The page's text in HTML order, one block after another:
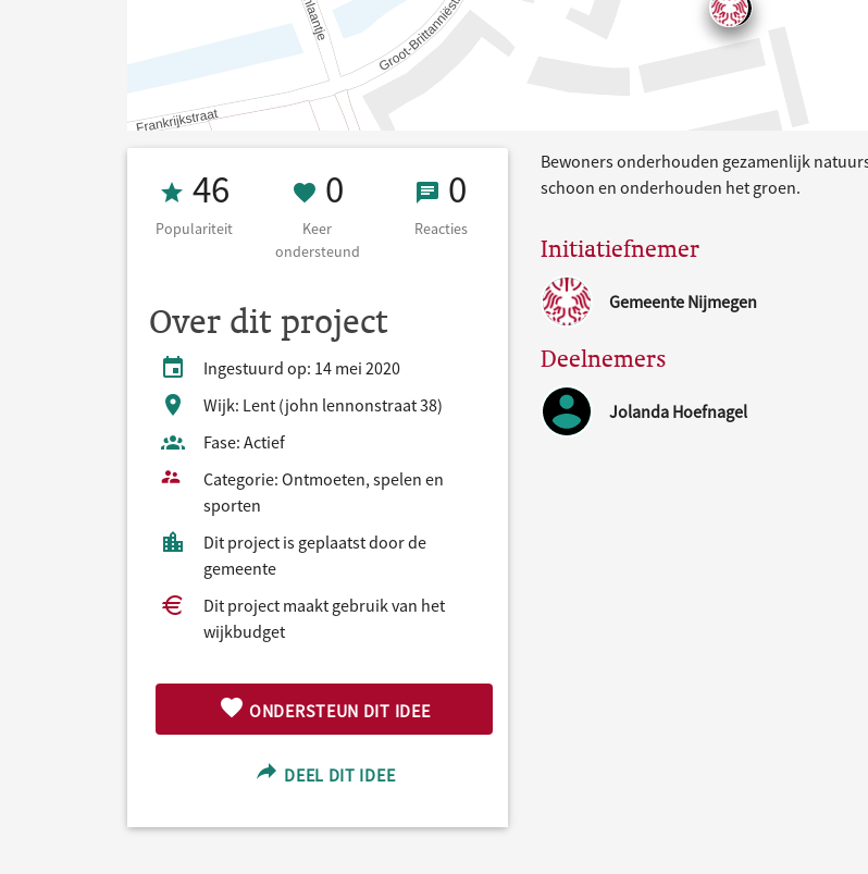
Populariteit 46
46
Populariteit
0 Keer ondersteund
0
Keer
ondersteund
0 Reacties
0
Reacties
Over dit project
Ingestuurd op: 14 mei 2020
Wijk: Lent (john lennonstraat 38)
Fase: Actief
Categorie: Ontmoeten, spelen en
sporten
Dit project is geplaatst door de
gemeente
Dit project maakt gebruik van het
wijkbudget
ONDERSTEUN DIT IDEE
DEEL DIT IDEE
Bewoners onderhouden gezamenlijk
schoon en onderhouden het groen.
Initiatiefnemer
Gemeente Nijmegen
Deelnemers
Jolanda Hoefnagel